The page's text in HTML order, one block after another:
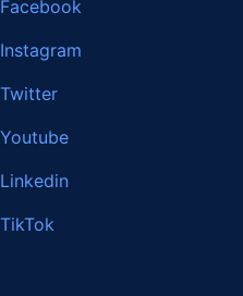
Facebook
Instagram
Twitter
Youtube
Linkedin
TikTok